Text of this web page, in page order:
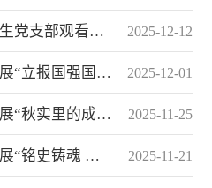
主题音乐剧《大地苍茫》 2025-12-12
担当奋斗者”成才大讲堂活动 2025-12-01
”劳动教育主题实践活动 2025-11-25
战精神弘扬月系列活动 2025-11-21